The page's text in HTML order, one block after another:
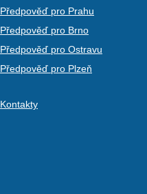
Předpověď pro Prahu
Předpověď pro Brno
Předpověď pro Ostravu
Předpověď pro Plzeň
Kontakty